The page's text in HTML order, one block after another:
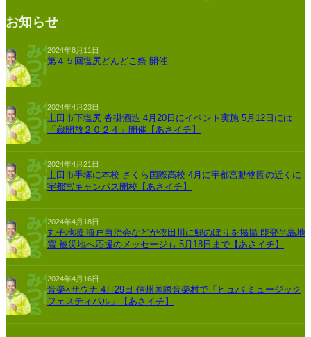
お知らせ
2024年8月11日
第４５回塩尻どんどこ祭 開催
2024年4月23日
上田市下塩尻 沓掛酒造 4月20日にイベント実施 5月12日には
「蔵開放２０２４」開催【あさイチ】
2024年4月21日
上田市手塚に本校 さくら国際高校 4月に宇都宮動物園の近くに
宇都宮キャンパス開校【あさイチ】
2024年4月18日
丸子地域 海戸自治会などが依田川に鯉のぼりを掲揚 能登半島地
震 被災地へ応援のメッセージも 5月18日まで【あさイチ】
2024年4月16日
音楽×サウナ 4月29日 信州国際音楽村で「ヒュバ ミュージック
フェスティバル」【あさイチ】